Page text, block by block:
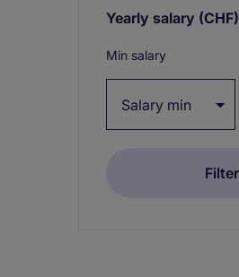
Yearly salary (CHF)
Min salary